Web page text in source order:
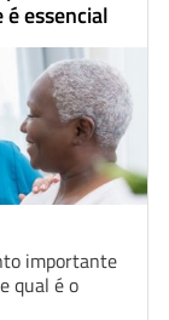
essencial
importante
qual é o